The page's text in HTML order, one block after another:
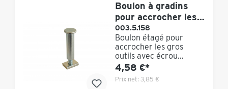
Boulon à gradins
pour accrocher les
gros outils
003.5.158
Boulon étagé pour
accrocher les gros
outils avec écrou
coulissant M5.
Dimensions : 12/8 x 32
mm M5 Achat minimum
4,58 €*
Prix net: 3,85 €